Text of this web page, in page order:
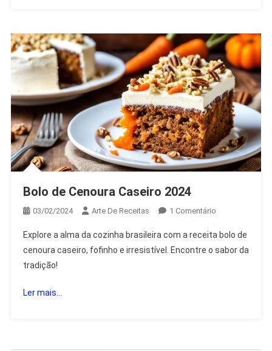
Bolo de Cenoura Caseiro 2024
03/02/2024 Arte De Receitas 1 ComentárioEm
De
Cenoura
Explore a alma da cozinha brasileira com a receita bolo de
cenoura caseiro, fofinho e irresistível. Encontre o sabor da
tradição!
Ler mais...